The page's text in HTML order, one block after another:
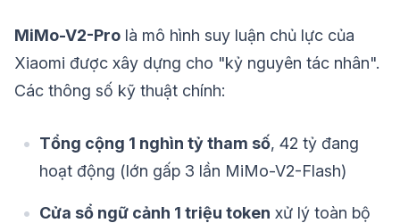
MiMo-V2-Pro là mô hình suy luận chủ lực của
Xiaomi được xây dựng cho "kỷ nguyên tác nhân".
Các thông số kỹ thuật chính:
Tổng cộng 1 nghìn tỷ tham số, 42 tỷ đang
hoạt động (lớn gấp 3 lần MiMo-V2-Flash)
Cửa sổ ngữ cảnh 1 triệu token xử lý toàn bộ